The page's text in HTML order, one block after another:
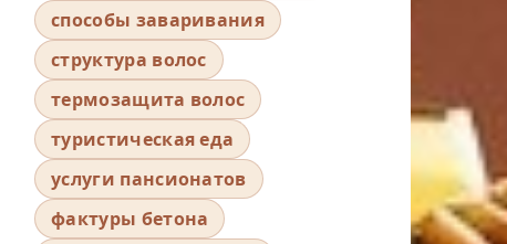
способы заваривания
структура волос
термозащита волос
туристическая еда
услуги пансионатов
фактуры бетона